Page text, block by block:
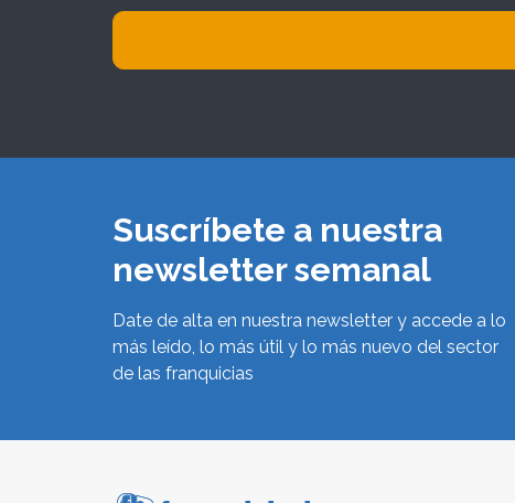
Suscríbete a nuestra
newsletter semanal
Date de alta en nuestra newsletter y accede a lo
más leído, lo más útil y lo más nuevo del sector
de las franquicias